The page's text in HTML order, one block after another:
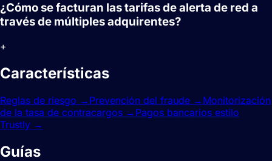
¿Cómo se facturan las tarifas de alerta de red a
través de múltiples adquirentes?
+
Características
Reglas de riesgo → Prevención del fraude → Monitorización
de la tasa de contracargos → Pagos bancarios estilo
Trustly →
Guías